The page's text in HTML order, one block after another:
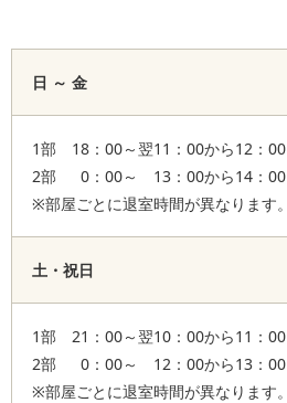
日 ～ 金
1部 18：00～翌11：00から12：00
2部 0：00～ 13：00から14：00
※部屋ごとに退室時間が異なります。
土・祝日
1部 21：00～翌10：00から11：00
2部 0：00～ 12：00から13：00
※部屋ごとに退室時間が異なります。